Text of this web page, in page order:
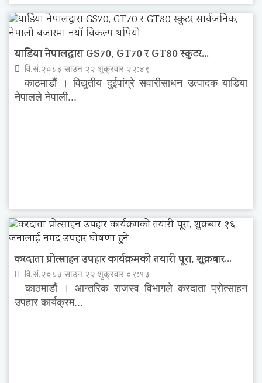
याडिया नेपालद्वारा GS70, GT70 र GT80 स्कुटर...
वि.सं.२०८३ साउन २२ शुक्रवार २२:४९
काठमाडौं । विद्युतीय दुईपांग्रे सवारीसाधन उत्पादक याडिया
नेपालले नेपाली...
करदाता प्रोत्साहन उपहार कार्यक्रमको तयारी पूरा, शुक्रबार...
वि.सं.२०८३ साउन २२ शुक्रवार ०९:१३
काठमाडौं । आन्तरिक राजस्व विभागले करदाता प्रोत्साहन
उपहार कार्यक्रम...